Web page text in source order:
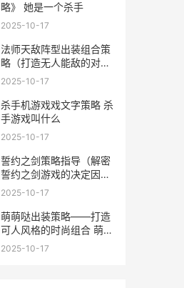
略》 她是一个杀手
2025-10-17
法师天敌阵型出装组合策
略（打造无人能敌的对法
师战队 法师最强天赋
2025-10-17
杀手机游戏戏文字策略 杀
手游戏叫什么
2025-10-17
誓约之剑策略指导（解密
誓约之剑游戏的决定因素
诀窍和攻略 誓约之剑商城
2025-10-17
萌萌哒出装策略——打造
可人风格的时尚组合 萌讶
出装
2025-10-17